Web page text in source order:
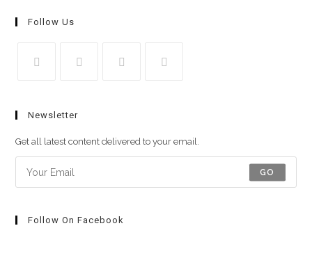
Follow Us
Newsletter
Get all latest content delivered to your email.
GO
Follow On Facebook